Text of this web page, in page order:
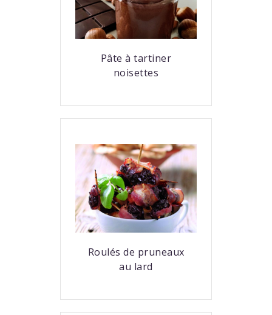
Pâte à tartiner
noisettes
Roulés de pruneaux
au lard